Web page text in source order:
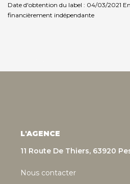
Date d'obtention du label : 04/03/2021
financièrement indépendante
L'AGENCE
11 Route De Thiers, 63920
Nous contacter